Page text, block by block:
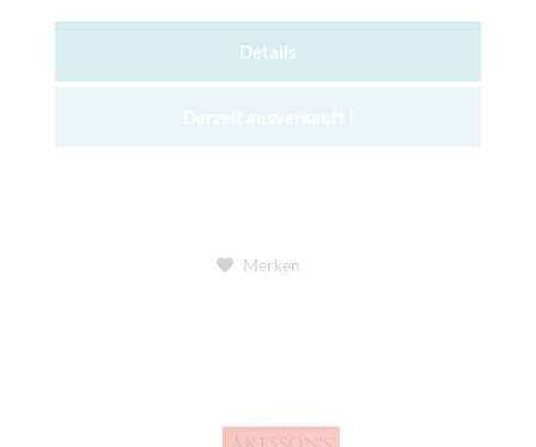
Details
Merken